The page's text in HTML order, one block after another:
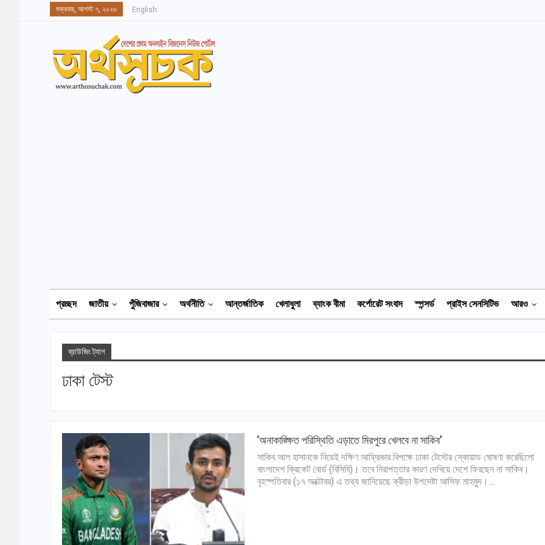
শুক্রবার, আগস্ট ৭, ২০২৬ English
প্রচ্ছদ জাতীয় পুঁজিবাজার অর্থনীতি আন্তর্জাতিক খেলাধুলা ব্যাংক বীমা কর্পোরেট সংবাদ স্পন্সর্ড প্রাইস সেনসিটিভ আরও
ব্রাউজিং ট্যাগ
ঢাকা টেস্ট
‘অনাকাঙ্ক্ষিত পরিস্থিতি এড়াতে মিরপুরে খেলবে না সাকিব’
সাকিব আল হাসানকে নিয়েই দক্ষিণ আফ্রিকার বিপক্ষে ঢাকা টেস্টের স্কোয়াড ঘোষণা করেছিলো
বাংলাদেশ ক্রিকেট বোর্ড (বিসিবি)। তবে নিরাপত্তার কারণ দেখিয়ে দেশে ফিরছেন না সাকিব।
বৃহস্পতিবার (১৭ অক্টোবর) এ তথ্য জানিয়েছে ক্রীড়া উপদেষ্টা আসিফ মাহমুদ।…